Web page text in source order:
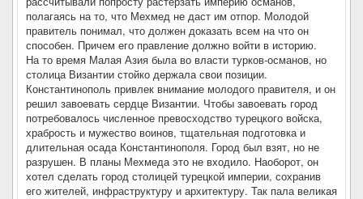
полагаясь на то, что Мехмед не даст им отпор. Молодой
правитель понимал, что должен доказать всем на что он
способен. Причем его правление должно войти в историю.
На то время Малая Азия была во власти турков-османов, но
столица Византии стойко держала свои позиции.
Константинополь привлек внимание молодого правителя, и он
решил завоевать сердце Византии. Чтобы завоевать город
потребовалось численное превосходство турецкого войска,
храбрость и мужество воинов, тщательная подготовка и
длительная осада Константинополя. Город был взят, но не
разрушен. В планы Мехмеда это не входило. Наоборот, он
хотел сделать город столицей турецкой империи, сохранив
его жителей, инфраструктуру и архитектуру. Так пала великая